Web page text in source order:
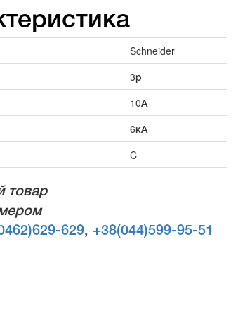
Schneider
3р
10А
6кА
C
товар
629, +38(044)599-95-51